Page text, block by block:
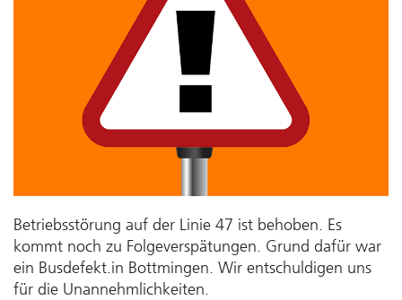
Betriebsstörung auf der Linie 47 ist behoben. Es
kommt noch zu Folgeverspätungen. Grund dafür war
ein Busdefekt.in Bottmingen. Wir entschuldigen uns
für die Unannehmlichkeiten.